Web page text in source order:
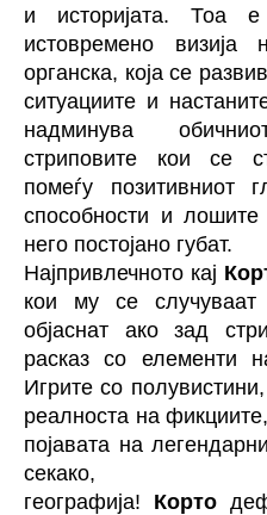
и историјата. Тоа
истовремено
органска, која се
ситуациите и
надминува
стриповите кои се
помеѓу позитивниот
способности и
него постојано губат.
Најпривлечното кај
кои му се
објаснат ако зад
расказ со елементи
Игрите со
реалноста на
појавата на
секако,
географија! Корто